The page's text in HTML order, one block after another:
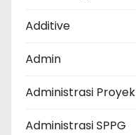
Additive
Admin
Administrasi Proyek
Administrasi SPPG